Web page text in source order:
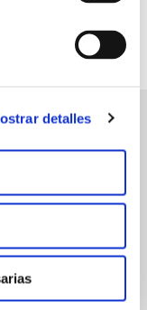
detalles
de formación y
newsletter.